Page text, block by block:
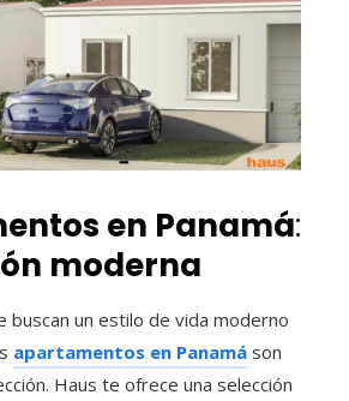
en Panamá:
moderna
buscan un estilo de vida moderno
apartamentos en Panamá son
Haus te ofrece una selección